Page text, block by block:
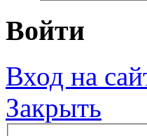
Войти
Вход на
Закрыть